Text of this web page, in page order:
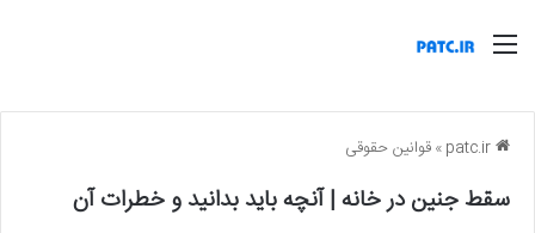
منو
»قوانین حقوقی
سقط جنین در خانه | آنچه باید بدانید و خطرات آن